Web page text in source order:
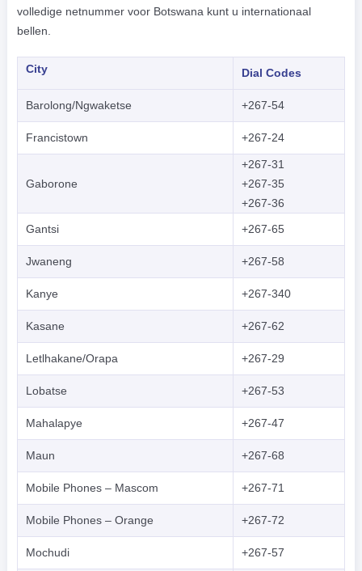
volledige netnummer voor Botswana kunt u internationaal
bellen.
City Dial Codes
Barolong/Ngwaketse +267-54
Francistown +267-24
Gaborone
+267-31
+267-35
+267-36
Gantsi
+267-65
Jwaneng +267-58
Kanye +267-340
Kasane +267-62
Letlhakane/Orapa +267-29
Lobatse +267-53
Mahalapye +267-47
Maun +267-68
Mobile Phones – Mascom +267-71
Mobile Phones – Orange +267-72
Mochudi +267-57